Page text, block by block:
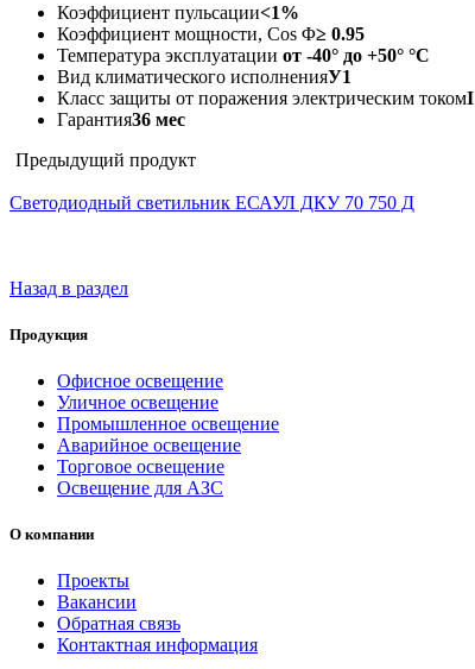
Коэффициент пульсации<1%
Коэффициент мощности, Cos Φ≥ 0.95
Температура эксплуатации от -40° до +50° °C
Вид климатического исполненияУ1
Класс защиты от поражения электрическим токомI
Гарантия36 мес
Предыдущий продукт
Светодиодный светильник ЕСАУЛ ДКУ 70 750 Д
Назад в раздел
Продукция
Офисное освещение
Уличное освещение
Промышленное освещение
Аварийное освещение
Торговое освещение
Освещение для АЗС
О компании
Проекты
Вакансии
Обратная связь
Контактная информация